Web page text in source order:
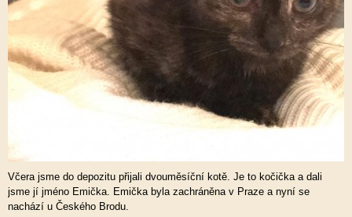
Včera jsme do depozitu přijali dvouměsíční kotě. Je to kočička a dali
jsme jí jméno Emička. Emička byla zachráněna v Praze a nyní se
nachází u Českého Brodu.